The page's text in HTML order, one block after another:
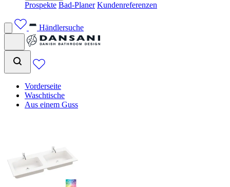
Prospekte Bad-Planer Kundenreferenzen
Händlersuche
Vorderseite
Waschtische
Aus einem Guss